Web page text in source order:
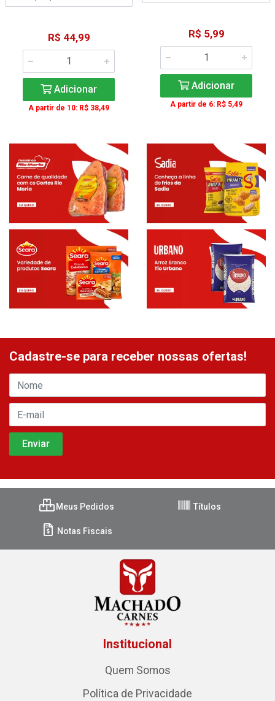
R$ 44,99
Adicionar
A partir de 10: R$ 38,49
R$ 5,99
Adicionar
A partir de 6: R$ 5,49
Cadastre-se para receber nossas ofertas!
Meus Pedidos Títulos
Notas Fiscais
Institucional
Quem Somos
Política de Privacidade